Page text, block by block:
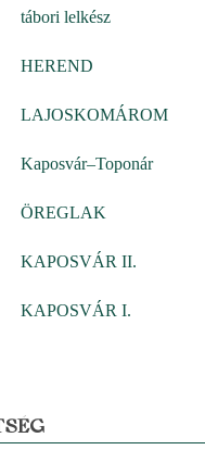
tábori lelkész
HEREND
LAJOSKOMÁROM
Kaposvár–Toponár
ÖREGLAK
KAPOSVÁR II.
KAPOSVÁR I.